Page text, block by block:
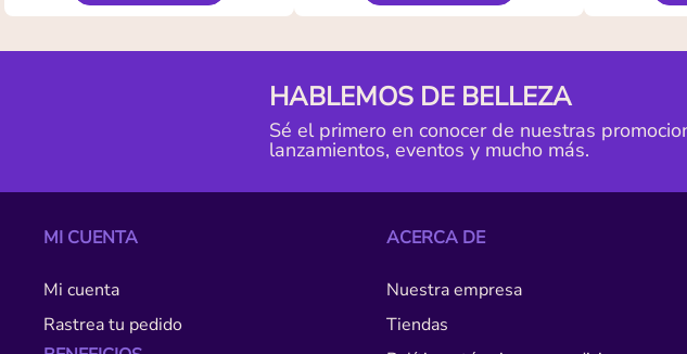
HABLEMOS DE BELLEZA
Sé el primero en conocer de nuestras
lanzamientos, eventos y mucho más.
MI CUENTA
Mi cuenta
Rastrea tu pedido
ACERCA DE
Nuestra empresa
Tiendas